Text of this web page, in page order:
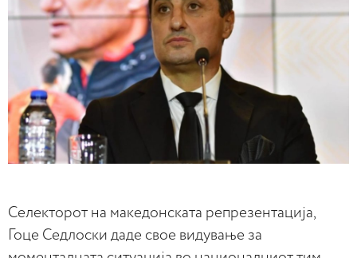
Селекторот на македонската репрезентација,
Гоце Седлоски даде свое видување за